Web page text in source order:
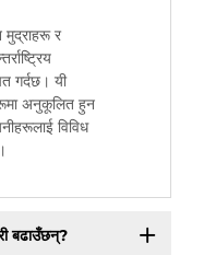
मुद्राहरू र
गर्दछ। यी
अनुकूलित हुन
विविध
बढाउँछन्?